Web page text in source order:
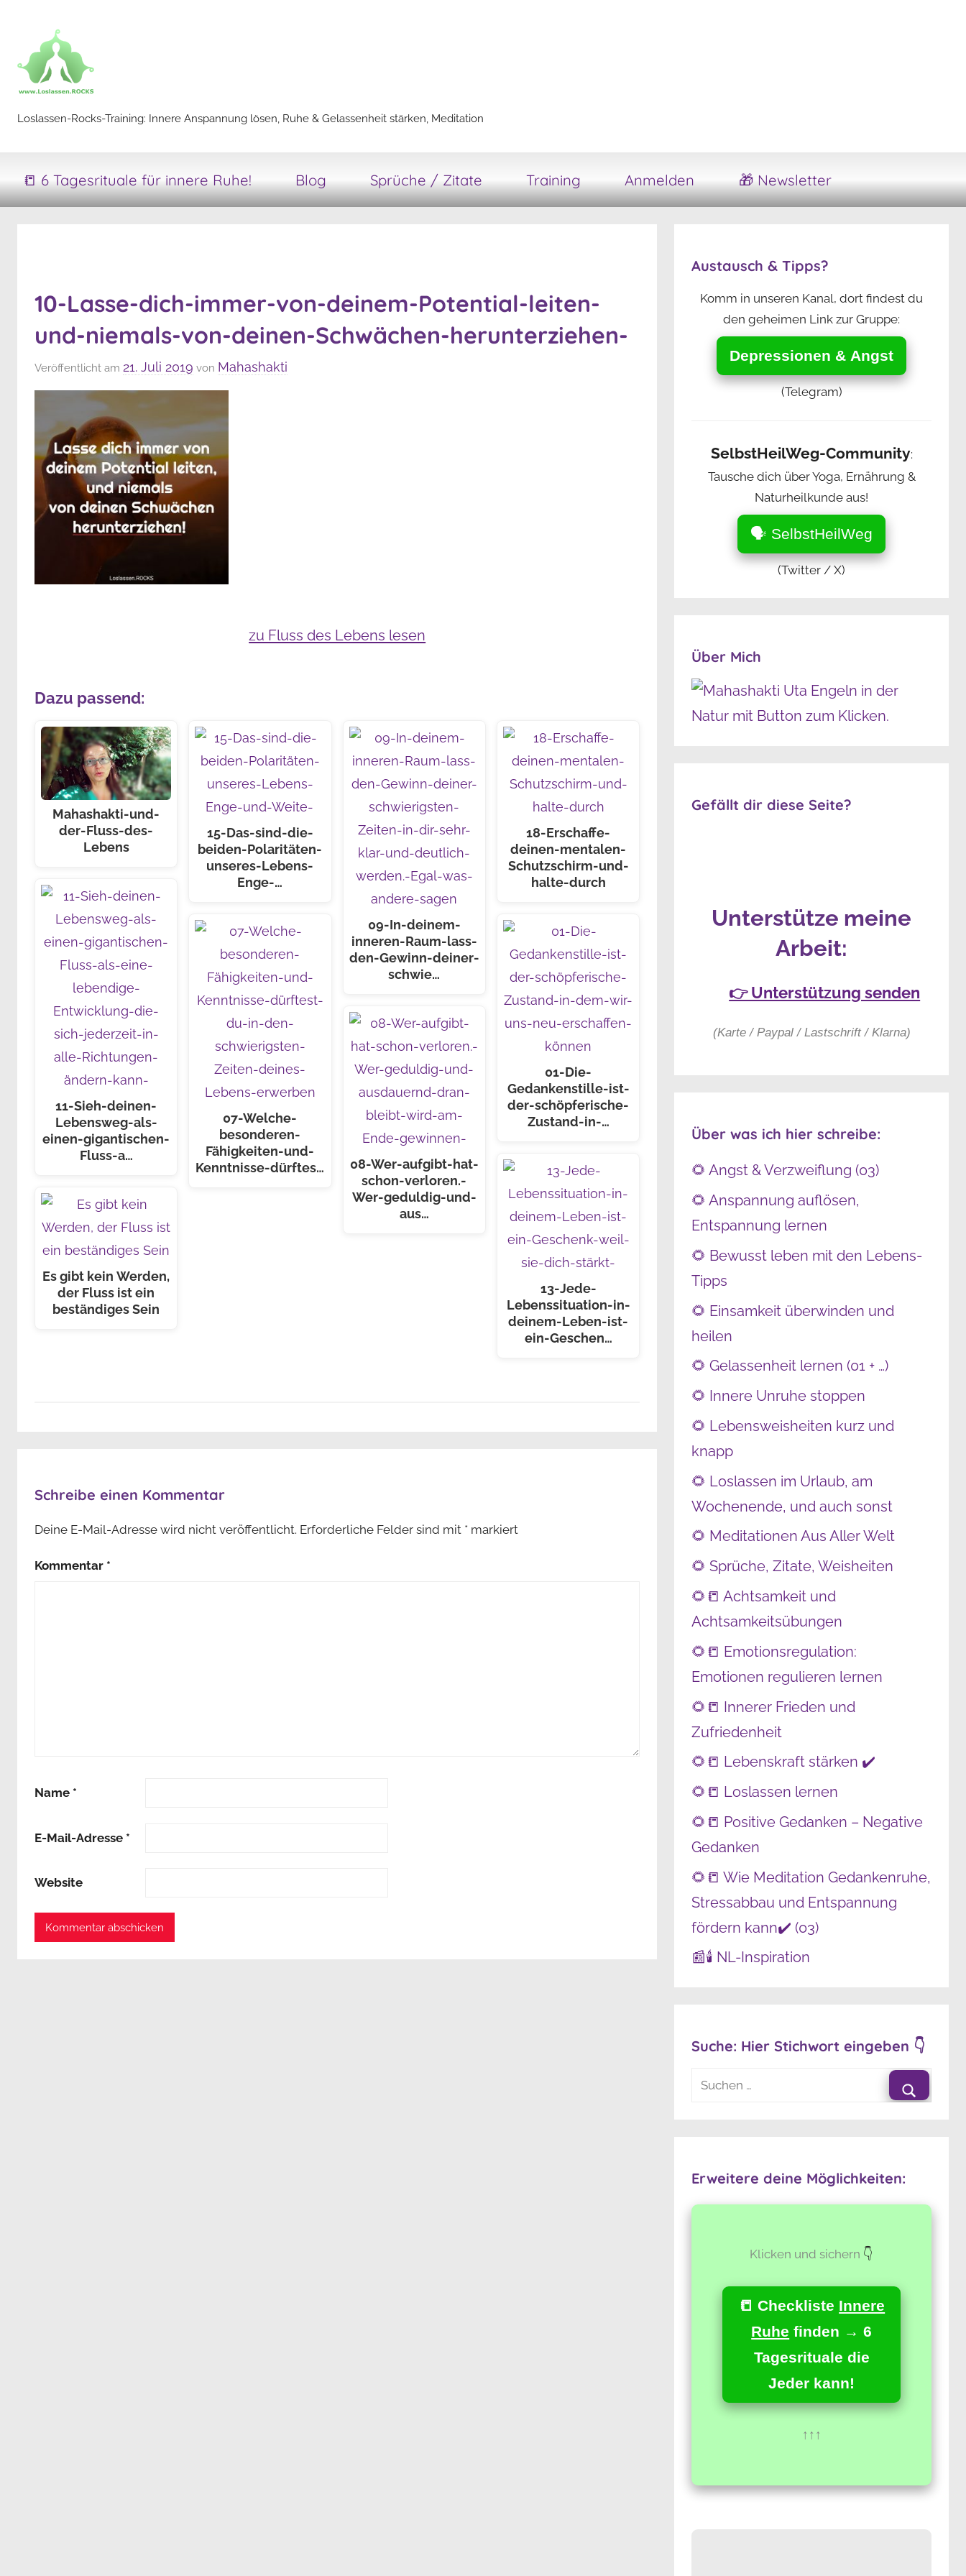
springen
Loslassen-
Rocks-
Loslassen-Rocks-Training: Innere Anspannung lösen, Ruhe & Gelassenheit stärken, Meditation
📒 6 Tagesrituale für innere Ruhe! Blog Sprüche / Zitate Training Anmelden 🎁 Newsletter
10-Lasse-dich-immer-von-deinem-Potential-leiten-
und-niemals-von-deinen-Schwächen-herunterziehen-
Veröffentlicht am 21. Juli 2019 von Mahashakti
zu Fluss des Lebens lesen
Dazu passend:
Mahashakti-und-
der-Fluss-des-
Lebens
11-Sieh-deinen-
Lebensweg-als-
einen-gigantischen-
Fluss-a…
Es gibt kein Werden,
der Fluss ist ein
beständiges Sein
15-Das-sind-die-
beiden-Polaritäten-
unseres-Lebens-
Enge-…
07-Welche-
besonderen-
Fähigkeiten-und-
Kenntnisse-dürftes…
09-In-deinem-
inneren-Raum-lass-
den-Gewinn-deiner-
schwie…
08-Wer-aufgibt-hat-
schon-verloren.-
Wer-geduldig-und-
aus…
18-Erschaffe-
deinen-mentalen-
Schutzschirm-und-
halte-durch
01-Die-
Gedankenstille-ist-
der-schöpferische-
Zustand-in-…
13-Jede-
Lebenssituation-in-
deinem-Leben-ist-
ein-Geschen…
Schreibe einen Kommentar
Deine E-Mail-Adresse wird nicht veröffentlicht. Erforderliche Felder sind mit * markiert
Kommentar *
Name *
E-Mail-Adresse *
Website
Austausch & Tipps?
Komm in unseren Kanal, dort findest du
den geheimen Link zur Gruppe:
Depressionen & Angst
(Telegram)
SelbstHeilWeg-Community:
Tausche dich über Yoga, Ernährung &
Naturheilkunde aus!
🗣️ SelbstHeilWeg
(Twitter / X)
Über Mich
Gefällt dir diese Seite?
Unterstütze meine
Arbeit:
👉 Unterstützung senden
(Karte / Paypal / Lastschrift / Klarna)
Über was ich hier schreibe:
🌻 Angst & Verzweiflung (03)
🌻 Anspannung auflösen,
Entspannung lernen
🌻 Bewusst leben mit den Lebens-
Tipps
🌻 Einsamkeit überwinden und
heilen
🌻 Gelassenheit lernen (01 + …)
🌻 Innere Unruhe stoppen
🌻 Lebensweisheiten kurz und
knapp
🌻 Loslassen im Urlaub, am
Wochenende, und auch sonst
🌻 Meditationen Aus Aller Welt
🌻 Sprüche, Zitate, Weisheiten
🌻📒 Achtsamkeit und
Achtsamkeitsübungen
🌻📒 Emotionsregulation:
Emotionen regulieren lernen
🌻📒 Innerer Frieden und
Zufriedenheit
🌻📒 Lebenskraft stärken ✔️
🌻📒 Loslassen lernen
🌻📒 Positive Gedanken – Negative
Gedanken
🌻📒 Wie Meditation Gedankenruhe,
Stressabbau und Entspannung
fördern kann✔️ (03)
📰🕯️ NL-Inspiration
Suche: Hier Stichwort eingeben 👇
Suchen
Erweitere deine Möglichkeiten:
Klicken und sichern 👇
📒 Checkliste Innere
Ruhe finden → 6
Tagesrituale die
Jeder kann!
↑↑↑